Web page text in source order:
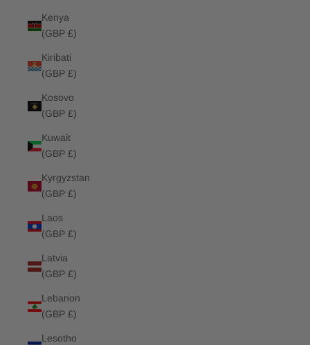
Kenya
(GBP £)
Kiribati
(GBP £)
Kosovo
(GBP £)
Kuwait
(GBP £)
Kyrgyzstan
(GBP £)
Laos
(GBP £)
Latvia
(GBP £)
Lebanon
(GBP £)
Lesotho